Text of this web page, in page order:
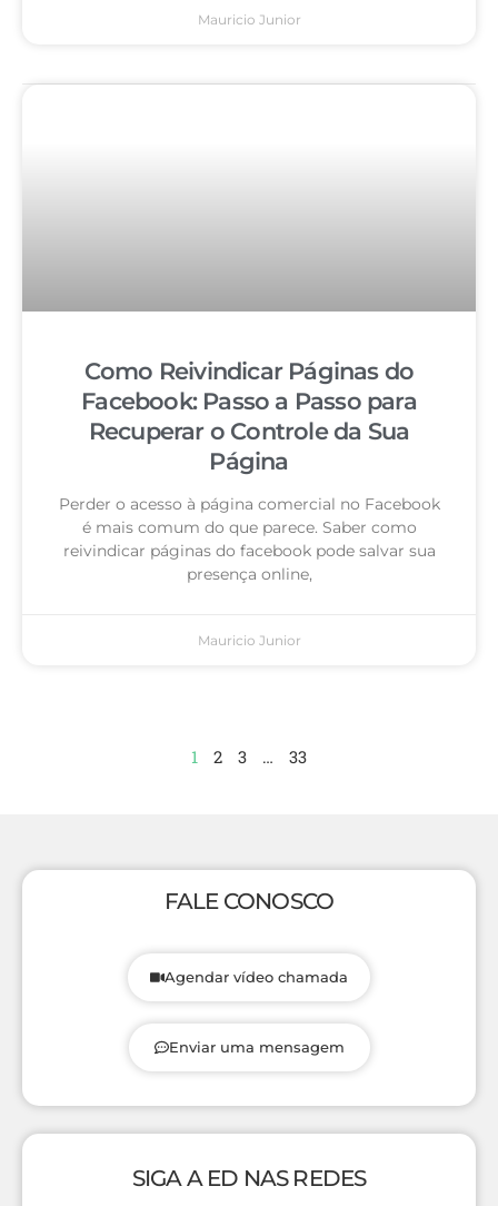
Mauricio Junior
Como Reivindicar Páginas do
Facebook: Passo a Passo para
Recuperar o Controle da Sua
Página
Perder o acesso à página comercial no Facebook
é mais comum do que parece. Saber como
reivindicar páginas do facebook pode salvar sua
presença online,
Mauricio Junior
1 2 3 … 33
FALE CONOSCO
Agendar vídeo chamada
Enviar uma mensagem
SIGA A ED NAS REDES